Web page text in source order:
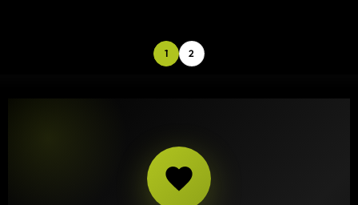
1 2